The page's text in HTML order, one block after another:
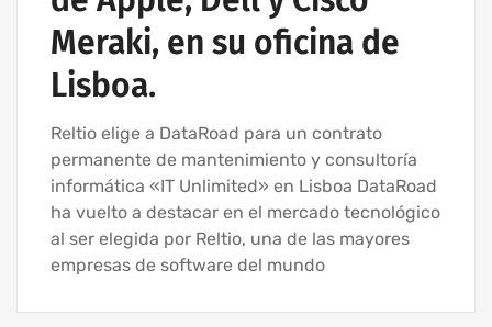
Meraki, en su oficina de
Lisboa.
Reltio elige a DataRoad para un contrato
permanente de mantenimiento y consultoría
informática «IT Unlimited» en Lisboa DataRoad
ha vuelto a destacar en el mercado tecnológico
al ser elegida por Reltio, una de las mayores
empresas de software del mundo